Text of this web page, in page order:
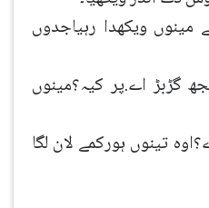
مینوں ویکھدا رہیاجدوں
گڑبڑ اے.پر کیہ؟مینوں
تینوں ہورکمے لان لگا